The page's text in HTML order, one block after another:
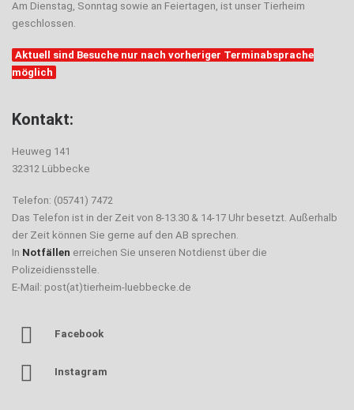
Am Dienstag, Sonntag sowie an Feiertagen, ist unser Tierheim
geschlossen.
Aktuell sind Besuche nur nach vorheriger Terminabsprache
möglich
Kontakt:
Heuweg 141
32312 Lübbecke
Telefon: (05741) 7472
Das Telefon ist in der Zeit von 8-13.30 & 14-17 Uhr besetzt. Außerhalb
der Zeit können Sie gerne auf den AB sprechen.
In Notfällen erreichen Sie unseren Notdienst über die
Polizeidiensstelle.
E-Mail: post(at)tierheim-luebbecke.de
Facebook
Instagram